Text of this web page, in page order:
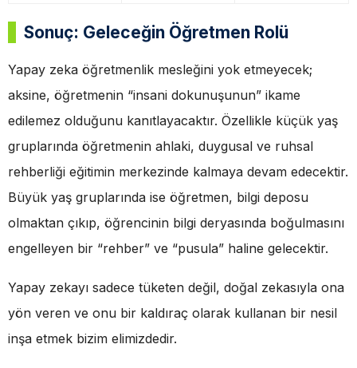
Sonuç: Geleceğin Öğretmen Rolü
Yapay zeka öğretmenlik mesleğini yok etmeyecek;
aksine, öğretmenin “insani dokunuşunun” ikame
edilemez olduğunu kanıtlayacaktır. Özellikle küçük yaş
gruplarında öğretmenin ahlaki, duygusal ve ruhsal
rehberliği eğitimin merkezinde kalmaya devam edecektir.
Büyük yaş gruplarında ise öğretmen, bilgi deposu
olmaktan çıkıp, öğrencinin bilgi deryasında boğulmasını
engelleyen bir “rehber” ve “pusula” haline gelecektir.
Yapay zekayı sadece tüketen değil, doğal zekasıyla ona
yön veren ve onu bir kaldıraç olarak kullanan bir nesil
inşa etmek bizim elimizdedir.